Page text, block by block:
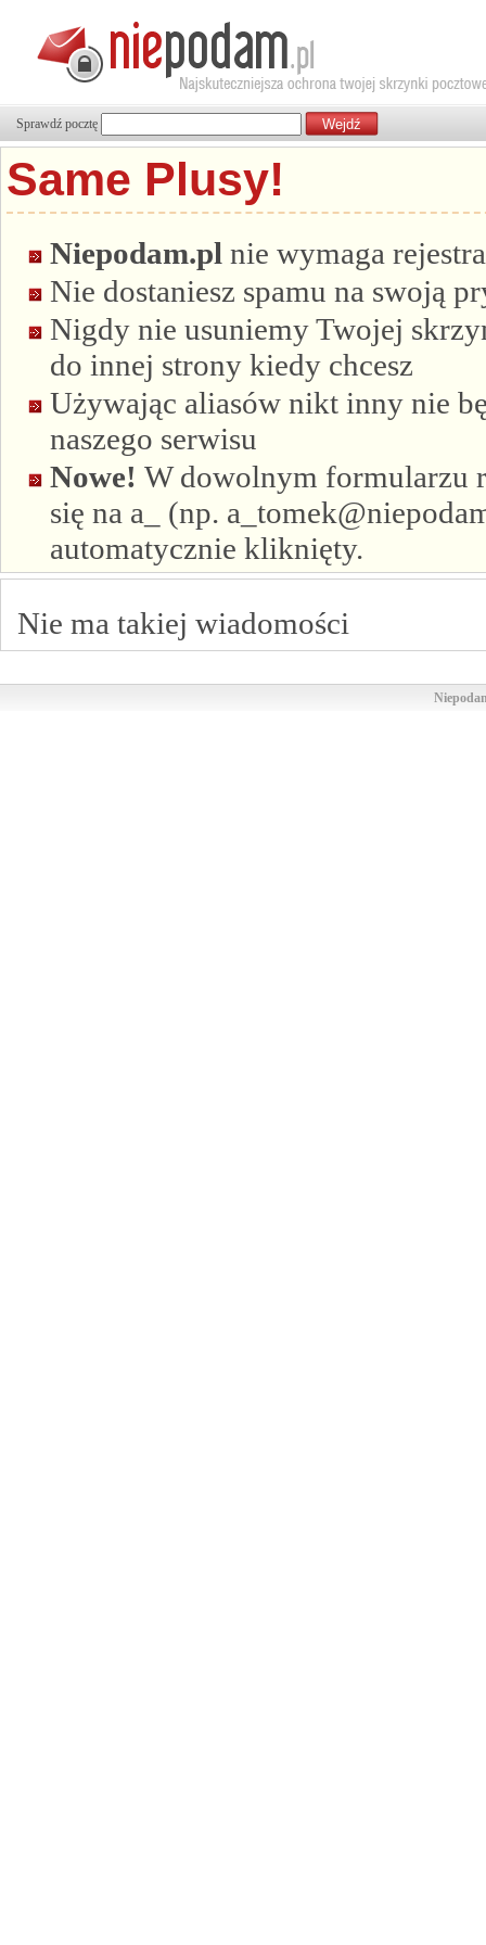
Sprawdź pocztę
Same Plusy!
Niepodam.pl nie wymaga
Nie dostaniesz spamu na swoją
Nigdy nie usuniemy Twojej
do innej strony kiedy chcesz
Używając aliasów nikt inny nie
naszego serwisu
Nowe! W dowolnym formularzu
się na a_ (np.
automatycznie kliknięty.
Nie ma takiej wiadomości